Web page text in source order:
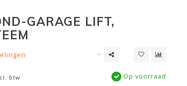
GARAGE LIFT,
btw Op voorraad